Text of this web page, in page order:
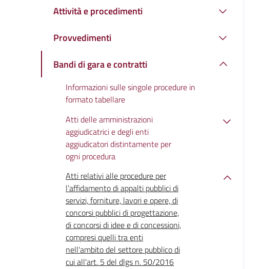
Attività e procedimenti
Provvedimenti
Bandi di gara e contratti
Informazioni sulle singole procedure in
formato tabellare
Atti delle amministrazioni
aggiudicatrici e degli enti
aggiudicatori distintamente per
ogni procedura
Atti relativi alle procedure per
l’affidamento di appalti pubblici di
servizi, forniture, lavori e opere, di
concorsi pubblici di progettazione,
di concorsi di idee e di concessioni,
compresi quelli tra enti
nell'ambito del settore pubblico di
cui all'art. 5 del dlgs n. 50/2016